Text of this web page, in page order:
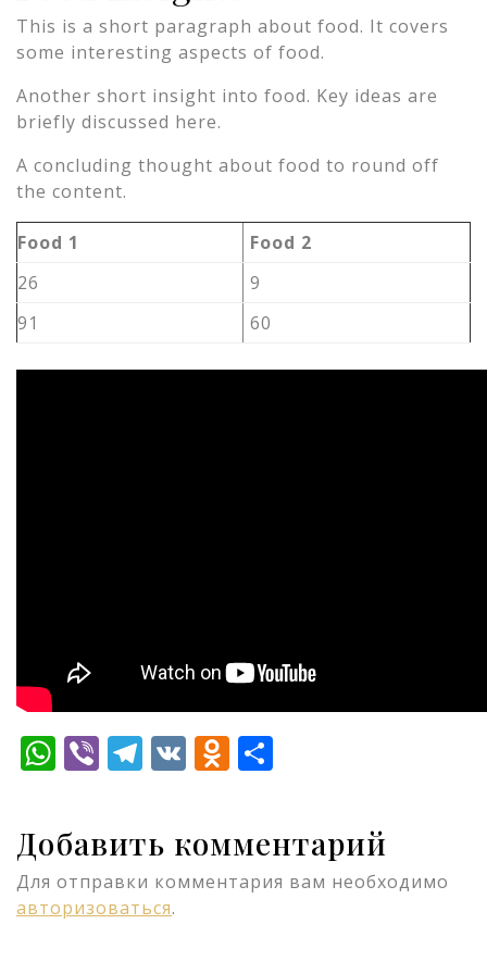
This is a short paragraph about food. It covers
some interesting aspects of food.
Another short insight into food. Key ideas are
briefly discussed here.
A concluding thought about food to round off
the content.
Food 1
Food 2
26
9
91
60
WhatsApp
ViberTelegram
VKOdnoklassniki
Добавить комментарий
Для отправки комментария вам необходимо
авторизоваться.